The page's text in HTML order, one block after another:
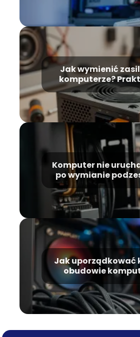
Jak wymienić
komputerze?
przewodnik krok
Komputer nie
po wymianie
co robić?
Jak uporządkować
obudowie
Praktyczne